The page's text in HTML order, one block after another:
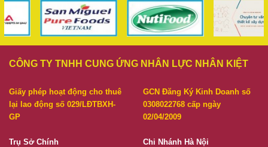
CÔNG TY TNHH CUNG ỨNG NHÂN LỰC NHÂN KIỆT
Giấy phép hoạt động cho thuê
lại lao động số 029/LĐTBXH-
GP
Trụ Sở Chính
GCN Đăng Ký Kinh Doanh số
0308022768 cấp ngày
02/04/2009
Chi Nhánh Hà Nội